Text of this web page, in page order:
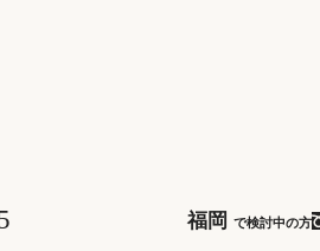
福岡 で検討中の方